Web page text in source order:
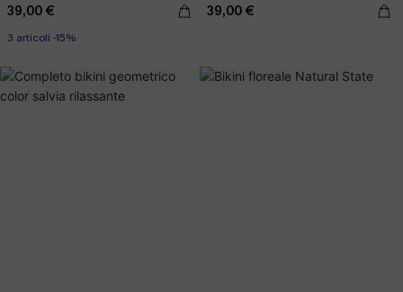
39,00 €
3 articoli -15%
39,00 €